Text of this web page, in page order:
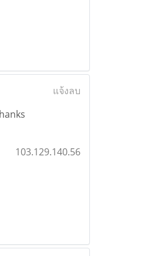
แจ้งลบ
103.129.140.56